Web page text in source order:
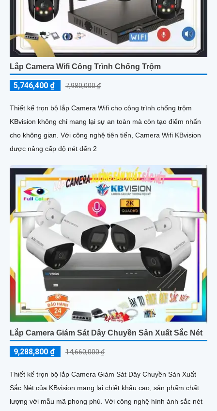
Lắp Camera Wifi Công Trình Chống Trộm
5,746,400 ₫ 7,980,000 ₫
Thiết kế trọn bộ lắp Camera Wifi cho công trình chống trộm
KBvision không chỉ mang lại sự an toàn mà còn tạo điểm nhấn
cho không gian. Với công nghệ tiên tiến, Camera Wifi KBvision
được nâng cấp độ nét đến 2
Lắp Camera Giám Sát Dây Chuyền Sản Xuất Sắc Nét
9,288,800 ₫ 14,660,000 ₫
Thiết kế trọn bộ lắp Camera Giám Sát Dây Chuyền Sản Xuất
Sắc Nét của KBvision mang lại chiết khấu cao, sản phẩm chất
lượng với mẫu mã phong phú. Với công nghệ hình ảnh sắc nét